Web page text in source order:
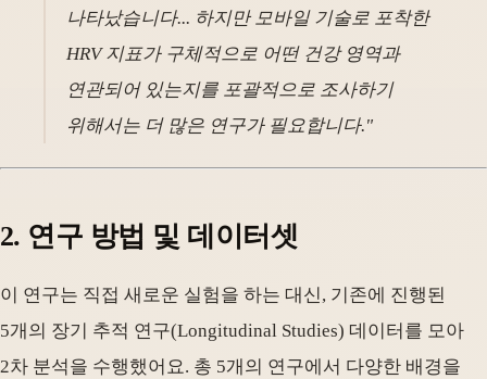
나타났습니다... 하지만 모바일 기술로 포착한
HRV 지표가 구체적으로 어떤 건강 영역과
연관되어 있는지를 포괄적으로 조사하기
위해서는 더 많은 연구가 필요합니다."
2. 연구 방법 및 데이터셋
이 연구는 직접 새로운 실험을 하는 대신, 기존에 진행된
5개의 장기 추적 연구(Longitudinal Studies) 데이터를 모아
2차 분석을 수행했어요. 총 5개의 연구에서 다양한 배경을